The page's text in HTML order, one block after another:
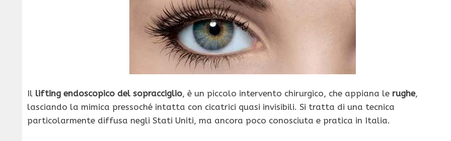
Il lifting endoscopico del sopracciglio, è un piccolo intervento chirurgico, che appiana le rughe,
lasciando la mimica pressoché intatta con cicatrici quasi invisibili. Si tratta di una tecnica
particolarmente diffusa negli Stati Uniti, ma ancora poco conosciuta e pratica in Italia.